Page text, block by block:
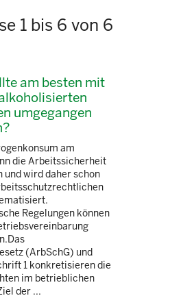
1 bis 6 von 6
am besten mit
umgegangen
am
die Arbeitssicherheit
und wird daher schon
Regelungen können
(ArbSchG) und
1 konkretisieren die
im betrieblichen
der ...